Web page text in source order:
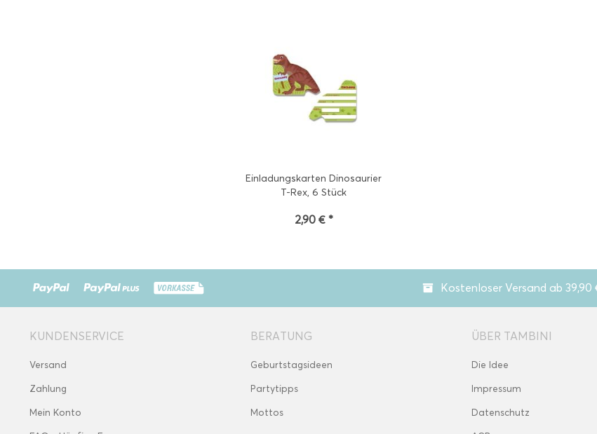
Einladungskarten Dinosaurier
T-Rex, 6 Stück
2,90 € *
Kostenloser Versand ab 39,90
KUNDENSERVICE
Versand
Zahlung
Mein Konto
BERATUNG
Geburtstagsideen
Partytipps
Mottos
ÜBER TAMBINI
Die Idee
Impressum
Datenschutz